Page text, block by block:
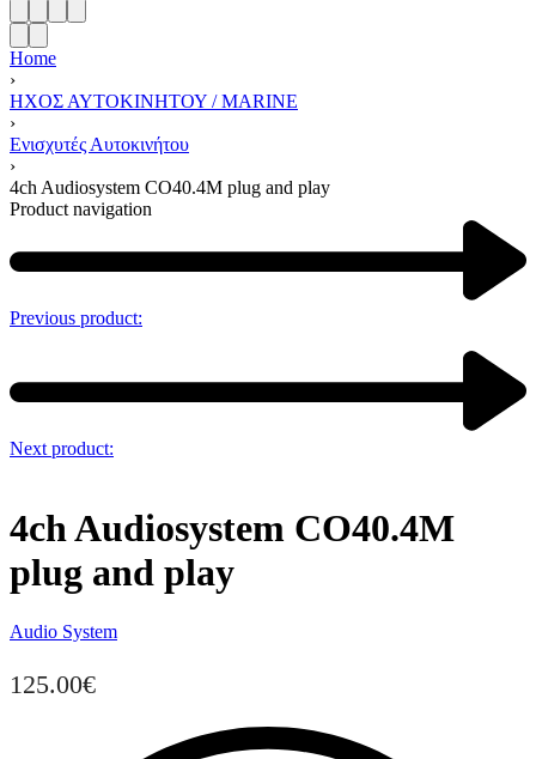
Home
›
ΗΧΟΣ ΑΥΤΟΚΙΝΗΤΟΥ / MARINE
›
Ενισχυτές Αυτοκινήτου
›
4ch Audiosystem CO40.4M plug and play
Product navigation
Previous product:
Next product:
4ch Audiosystem CO40.4M
plug and play
Audio System
125.00€